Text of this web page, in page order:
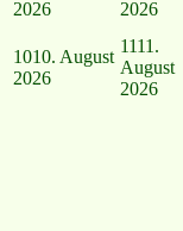
2026
2026
1010. August
2026
1111.
August
2026